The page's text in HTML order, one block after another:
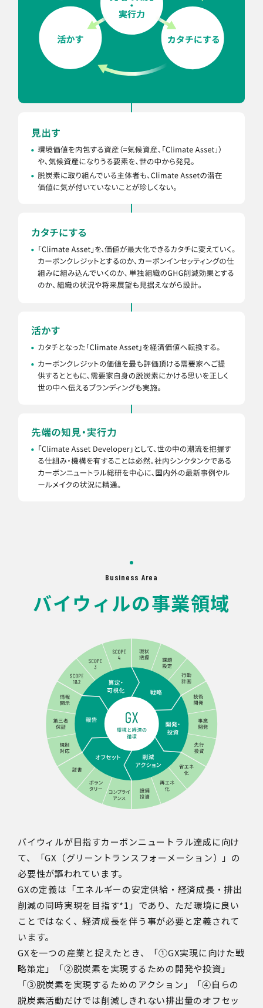
Business Area
バイウィルの事業領域
バイウィルが目指すカーボンニュートラル達成に向け
て、「GX（グリーントランスフォーメーション）」の
必要性が謳われています。
GXの定義は「エネルギーの安定供給・経済成長・排出
削減の同時実現を目指す*1」であり、ただ環境に良い
ことではなく、経済成長を伴う事が必要と定義されて
います。
GXを一つの産業と捉えたとき、「①GX実現に向けた戦
略策定」「②脱炭素を実現するための開発や投資」
「③脱炭素を実現するためのアクション」「④自らの
脱炭素活動だけでは削減しきれない排出量のオフセッ